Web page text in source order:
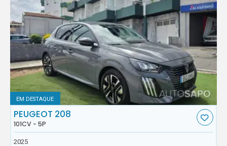
EM DESTAQUE
PEUGEOT 208
101CV - 5P
2025